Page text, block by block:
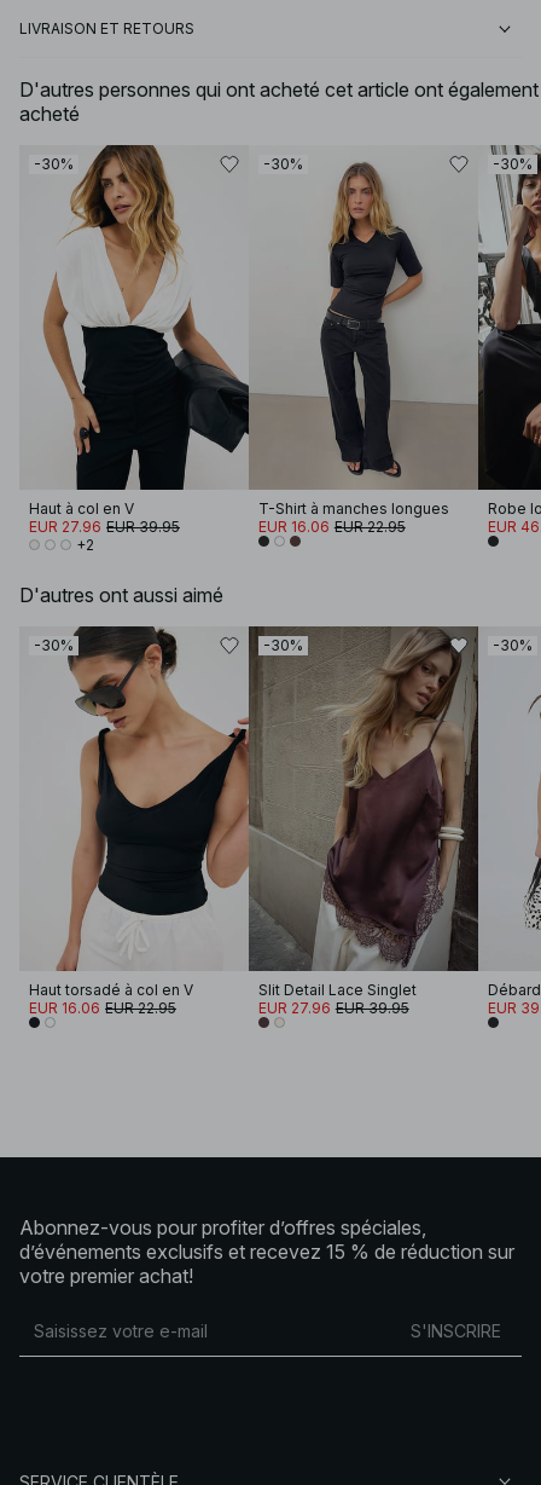
LIVRAISON ET RETOURS
D'autres personnes qui ont acheté cet article ont également
acheté
-30%
Haut à col en V
EUR 27.96 EUR 39.95
+2
-30%
T-Shirt à manches longues
EUR 16.06 EUR 22.95
-30%
EUR
D'autres ont aussi aimé
-30%
Haut torsadé à col en V
EUR 16.06 EUR 22.95
-30%
Slit Detail Lace Singlet
EUR 27.96 EUR 39.95
-30%
EUR
Abonnez-vous pour profiter d’offres spéciales,
d’événements exclusifs et recevez 15 % de réduction sur
votre premier achat!
S'INSCRIRE